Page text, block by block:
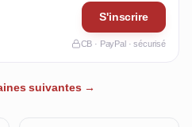
S'inscrire
CB · PayPal · sécurisé
suivantes →